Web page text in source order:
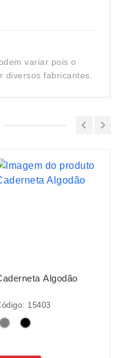
variar pois o
diversos fabricantes.
Algodão
15403